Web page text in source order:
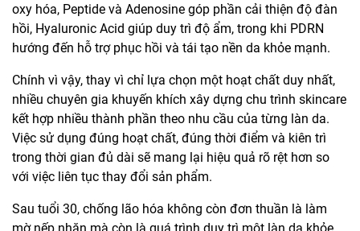
oxy hóa, Peptide và Adenosine góp phần cải thiện độ đàn
hồi, Hyaluronic Acid giúp duy trì độ ẩm, trong khi PDRN
hướng đến hỗ trợ phục hồi và tái tạo nền da khỏe mạnh.
Chính vì vậy, thay vì chỉ lựa chọn một hoạt chất duy nhất,
nhiều chuyên gia khuyến khích xây dựng chu trình skincare
kết hợp nhiều thành phần theo nhu cầu của từng làn da.
Việc sử dụng đúng hoạt chất, đúng thời điểm và kiên trì
trong thời gian đủ dài sẽ mang lại hiệu quả rõ rệt hơn so
với việc liên tục thay đổi sản phẩm.
Sau tuổi 30, chống lão hóa không còn đơn thuần là làm